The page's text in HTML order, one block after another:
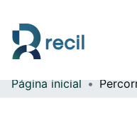
Comunidades &
Página inicial